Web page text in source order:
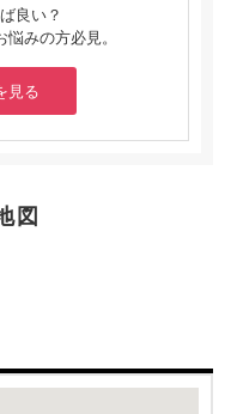
良い？
みの方必見。
見る
図